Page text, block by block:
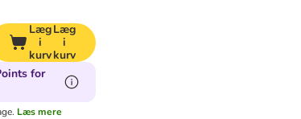
Læg
i
kurv
Læg
i
kurv
for
Læs mere